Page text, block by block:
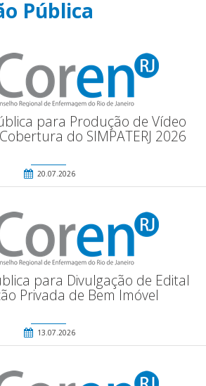
Pública
para Produção de Vídeo
do SIMPATERJ 2026
20.07.2026
para Divulgação de Edital
Privada de Bem Imóvel
13.07.2026